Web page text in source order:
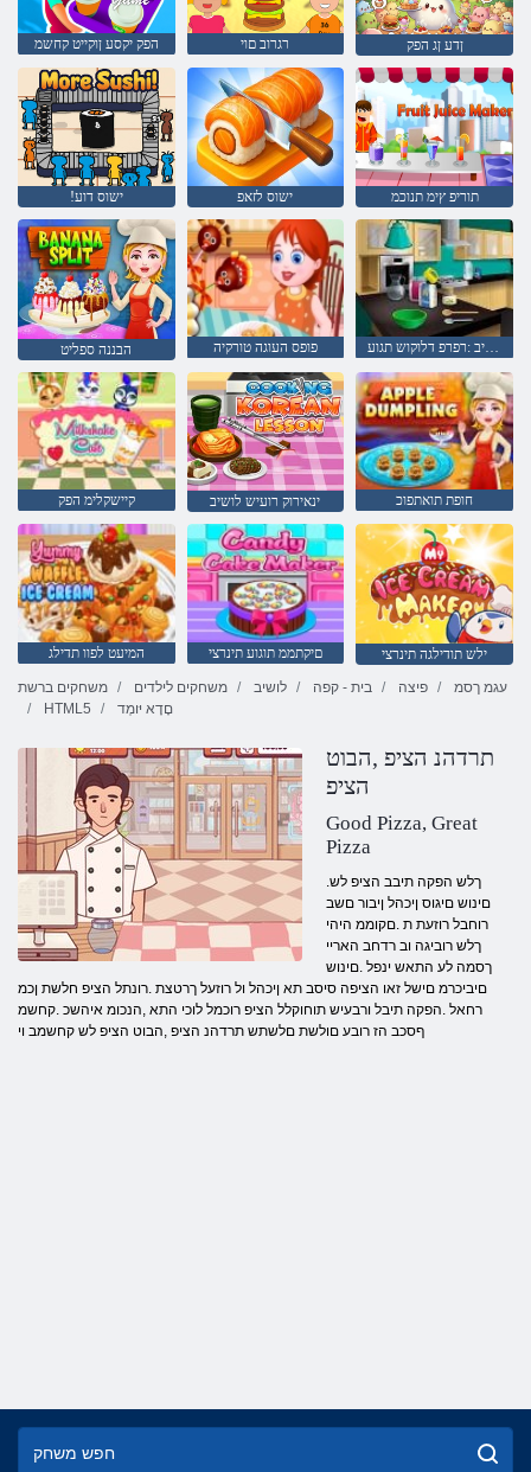
הפק יקסע ןוקייט קחשמ רגרוב םוי ןדע ןג הפק
!ישוס דוע ישוס לזאפ תוריפ ץימ תנוכמ
הבננה ספליט פופס העוגה טורקיה המא םע לושיב :רפרפ דלוקוש תגוע
קיישקלימ הפק ינאירוק רועיש לושיב חופת תואתפוכ
המיעט לפוו תדילג םיקתממ תוגוע תינרצי
ילש תודילגה תינרצי
משחקים ברשת
משחקים לילדים לושיב בית - קפה פיצה
עגמ ךסמ
HTML5
םָדָא יּומְד
תרדהנ הציפ ,הבוט
הציפ
Good Pizza, Great
Pizza
.ךלש הפקה תיבב הציפ לש
םינוש םיגוס ןיכהל ןיבור םשב
רוחבל רוזעת ת .םקוממ היהי
ךלש רוביגה וב רדחב האריי
ךסמה לע התאש ינפל .םינוש
םיביכרמ םישל זאו הציפה סיסב תא ןיכהל ול רוזעל ךרטצת .רונתל הציפ חלשת ןכמ
רחאל .הפקה תיבל ורבעיש תוחוקלל הציפ רוכמל לוכי התא ,הנכומ איהשכ .קחשמ
ףסכב הז רובע םולשת םלשתש תרדהנ הציפ ,הבוט הציפ לש קחשמב וי